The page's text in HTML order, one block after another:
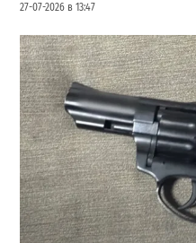
27-07-2026 в 13:47